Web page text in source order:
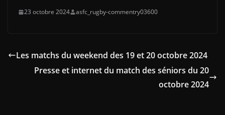
23 octobre 2024 asfc_rugby-commentry03600
Les matchs du weekend des 19 et 20 octobre 2024
Presse et internet du match des séniors du 20
octobre 2024